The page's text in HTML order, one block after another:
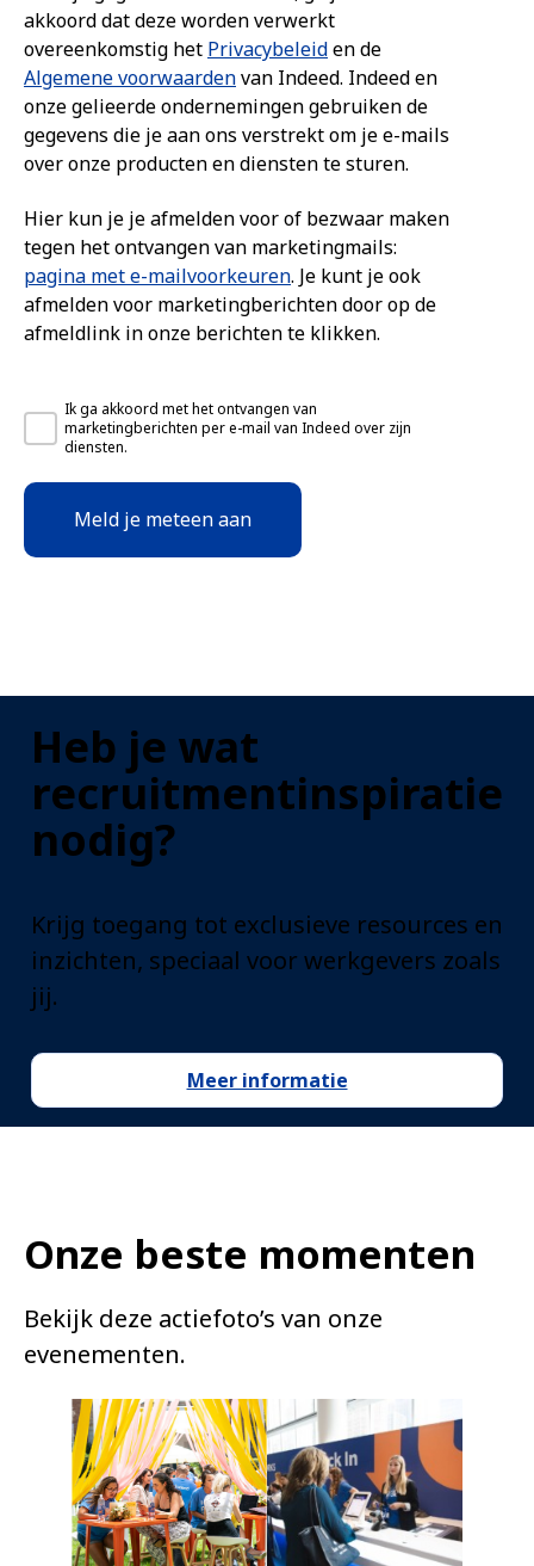
akkoord dat deze worden verwerkt
overeenkomstig het Privacybeleiden de
Algemene voorwaardenvan Indeed. Indeed en
onze gelieerde ondernemingen gebruiken de
gegevens die je aan ons verstrekt om je e-mails
over onze producten en diensten te sturen.
Hier kun je je afmelden voor of bezwaar maken
tegen het ontvangen van marketingmails:
pagina met e-mailvoorkeuren. Je kunt je ook
afmelden voor marketingberichten door op de
afmeldlink in onze berichten te klikken.
Ik ga akkoord met het ontvangen van
marketingberichten per e-mail van Indeed over zijn
diensten.
Meld je meteen aan
Heb je wat
recruitmentinspiratie
nodig?
Krijg toegang tot exclusieve resources en
inzichten, speciaal voor werkgevers zoals
jij.
Meer informatie
Onze beste momenten
Bekijk deze actiefoto’s van onze
evenementen.